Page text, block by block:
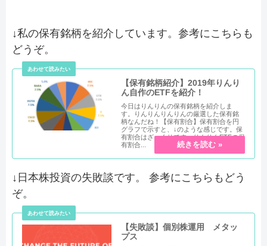
↓私の保有銘柄を紹介しています。参考にこちらも
どうぞ。
【保有銘柄紹介】2019年りんり
ん自作のETFを紹介！
今日はりんりんの保有銘柄を紹介しま
す。りんりんりんりんの厳選した保有銘
柄なんだね！【保有割合】保有割合を円
グラフで示すと、↓のような感じです。保
有割合はざっくりです。りんりんETFの保
有割合...
↓日本株投資の失敗談です。 参考にこちらもどう
ぞ。
【失敗談】個別株運用 メタッ
プス